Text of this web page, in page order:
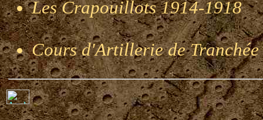
Les Crapouillots 1914-1918
Cours d'Artillerie de Tranchée